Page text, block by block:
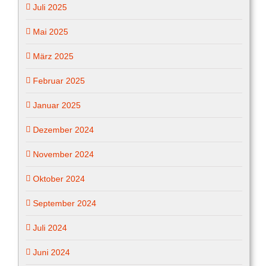
Juli 2025
Mai 2025
März 2025
Februar 2025
Januar 2025
Dezember 2024
November 2024
Oktober 2024
September 2024
Juli 2024
Juni 2024